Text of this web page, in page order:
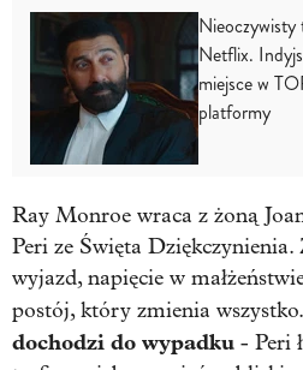
Nieoczywisty
Netflix.
miejsce w
platformy
Ray Monroe wraca z żoną
Peri ze Święta
wyjazd, napięcie w
postój, który zmienia wszystko.
dochodzi do wypadku - Peri